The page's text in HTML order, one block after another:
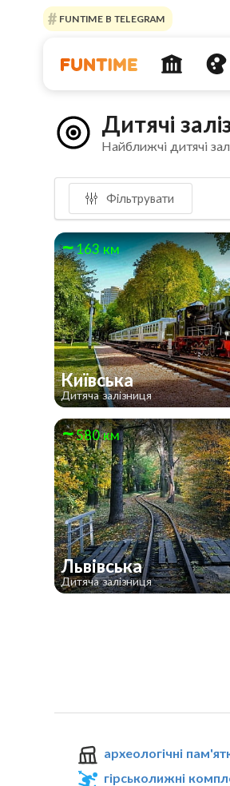
FUNTIME В TELEGRAM
Дитячі
Найближчі дитячі
Фільтрувати
163 км
Київська
Дитяча залізниця
580 км
Львівська
Дитяча залізниця
археологічні
гірськолижні